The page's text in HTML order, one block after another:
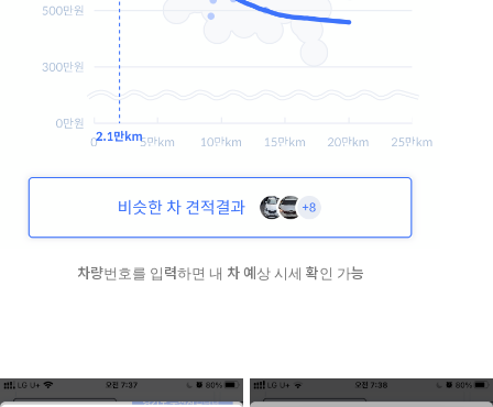
차량번호를 입력하면 내 차 예상 시세 확인 가능